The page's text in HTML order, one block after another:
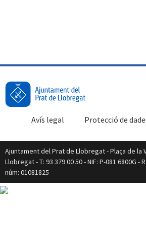
Protecció de
Avís legal
Ajuntament del Prat de Llobregat - Plaça de la
Llobregat - T: 93 379 00 50 - NIF: P-081 6800G
núm: 01081825